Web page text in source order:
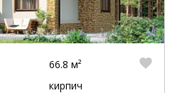
66.8 м²
кирпич